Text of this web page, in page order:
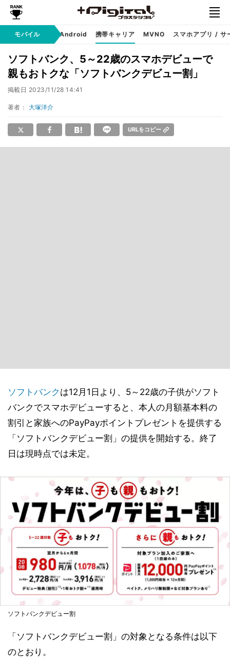
モバイル
iPhone Android 携帯キャリア MVNO スマホアプリ / サ
ソフトバンク、5～22歳のスマホデビューで
親もおトクな「ソフトバンクデビュー割」
掲載日 2023/11/28 14:41
著者： 大塚洋介
URLをコピー
ソフトバンク は12月1日より、5～22歳の子供がソフト
バンクでスマホデビューすると、本人の月額基本料の
割引と家族へのPayPayポイントプレゼントを提供する
「ソフトバンクデビュー割」の提供を開始する。終了
日は現時点では未定。
ソフトバンクデビュー割
「ソフトバンクデビュー割」の対象となる条件は以下
のとおり。